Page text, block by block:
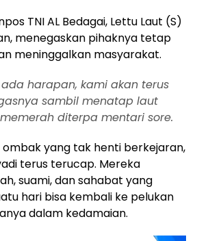
TNI AL Bedagai, Lettu Laut (S)
menegaskan pihaknya tetap
meninggalkan masyarakat.
ada harapan, kami akan terus
sambil menatap laut
diterpa mentari sore.
ombak yang tak henti berkejaran,
terus terucap. Mereka
suami, dan sahabat yang
hari bisa kembali ke pelukan
dalam kedamaian.